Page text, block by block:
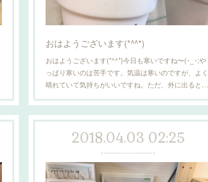
おはようございます(*^^*)
おはようございます(*^^*)今日も寒いですね〜(･_･;や
っぱり寒いのは苦手です。気温は寒いのですが、よく
晴れていて気持ちがいいですね。ただ、外に出ると…
2018.04.03 02:25